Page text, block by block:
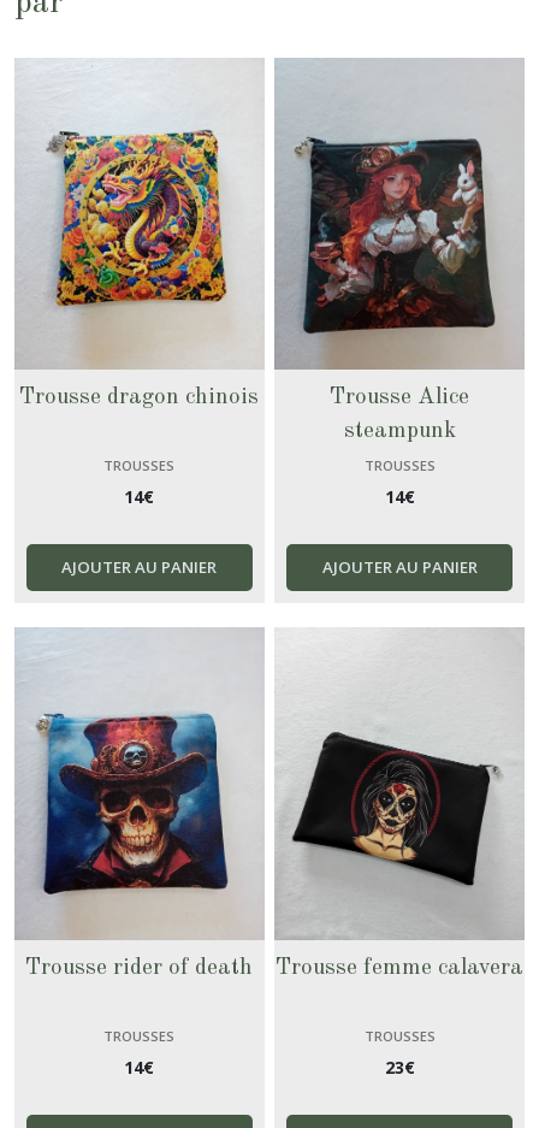
Trousse dragon chinois
TROUSSES
14€
AJOUTER AU PANIER
Trousse Alice
steampunk
TROUSSES
14€
AJOUTER AU PANIER
Trousse rider of death
TROUSSES
14€
Trousse femme calavera
TROUSSES
23€